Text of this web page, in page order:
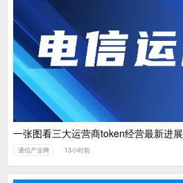
一张图看三大运营商token经营最新进展
通信产业网 13小时前